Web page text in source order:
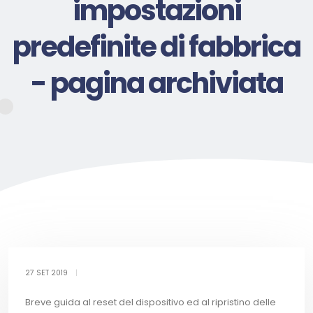
impostazioni
predefinite di fabbrica
- pagina archiviata
27 SET 2019
Breve guida al reset del dispositivo ed al ripristino delle